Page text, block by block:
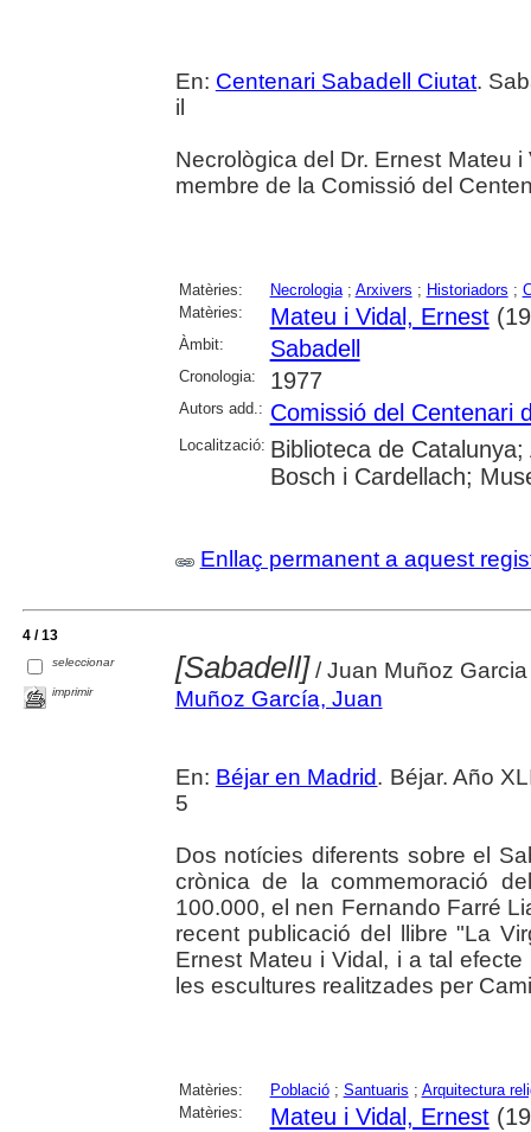
En: Centenari Sabadell Ciutat.
il
Necrològica del Dr. Ernest Mateu
membre de la Comissió del
Matèries: Necrologia; Arxivers ; Historiadors ;
Matèries:
Mateu i Vidal, Ernest
Àmbit: Sabadell
Cronologia: 1977
Autors add.: Comissió del Centenari
Localització: Biblioteca de
Bosch i Cardellach;
Enllaç permanent a aquest
4 / 13
seleccionar
imprimir
[Sabadell]/ Juan Muñoz Garcia
Muñoz García, Juan
En: Béjar en Madrid. Béjar. Año
5
Dos notícies diferents sobre el
crònica de la commemoració
100.000, el nen Fernando Farré
recent publicació del llibre "La
Ernest Mateu i Vidal, i a tal
les escultures realitzades per
Matèries: Població; Santuaris ; Arquitectura
Matèries:
Mateu i Vidal, Ernest